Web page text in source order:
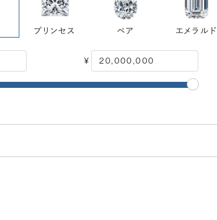
プリンセス ペア エメラルド
¥